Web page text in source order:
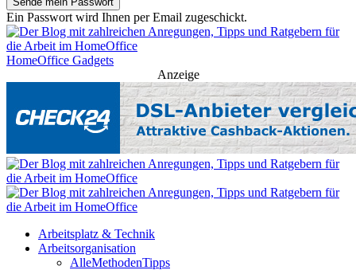
Ein Passwort wird Ihnen per Email zugeschickt.
HomeOffice Gadgets
Anzeige
Arbeitsplatz & Technik
Arbeitsorganisation
AlleMethodenTipps